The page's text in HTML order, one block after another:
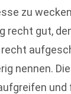
zu
recht gut,
nennen.
und